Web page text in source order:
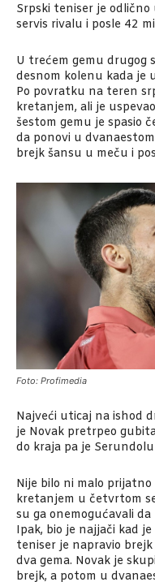
Srpski teniser je
servis rivalu i posle 42
U trećem gemu drugog
desnom kolenu kada je
Po povratku na teren
kretanjem, ali je
šestom gemu je spasio
da ponovi u
brejk šansu u meču i
Foto: Profimedia
Najveći uticaj na ishod
je Novak pretrpeo
do kraja pa je
Nije bilo ni malo
kretanjem u četvrtom
su ga onemogućavali
Ipak, bio je najjači kad
teniser je napravio
dva gema. Novak je
brejk, a potom u